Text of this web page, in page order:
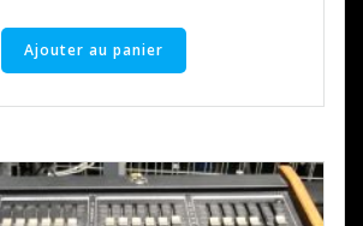
Ajouter au panier